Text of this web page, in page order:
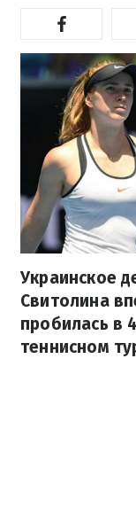
Украинское
Свитолина
пробилась в
теннисном